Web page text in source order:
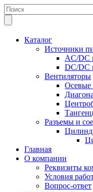
Каталог
Источники
AC/DC
DC/DC
Вентиляторы
Осевые
Разъемы и
Главная
О компании
Реквизиты
Условия
Вопрос-ответ